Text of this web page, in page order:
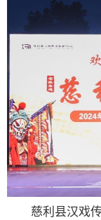
慈利县汉戏传